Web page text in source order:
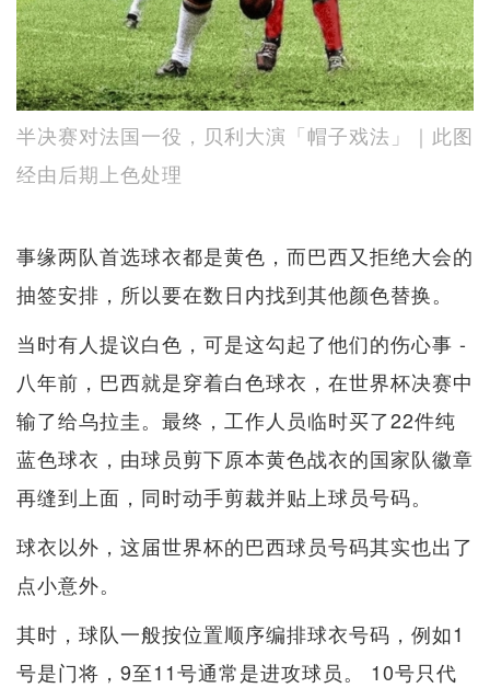
半决赛对法国一役，贝利大演「帽子戏法」｜此图
经由后期上色处理
事缘两队首选球衣都是黄色，而巴西又拒绝大会的
抽签安排，所以要在数日内找到其他颜色替换。
当时有人提议白色，可是这勾起了他们的伤心事 -
八年前，巴西就是穿着白色球衣，在世界杯决赛中
输了给乌拉圭。最终，工作人员临时买了22件纯
蓝色球衣，由球员剪下原本黄色战衣的国家队徽章
再缝到上面，同时动手剪裁并贴上球员号码。
球衣以外，这届世界杯的巴西球员号码其实也出了
点小意外。
其时，球队一般按位置顺序编排球衣号码，例如1
号是门将，9至11号通常是进攻球员。 10号只代